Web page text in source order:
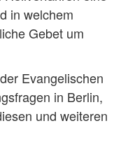
in welchem
Gebet um
Evangelischen
in Berlin,
und weiteren